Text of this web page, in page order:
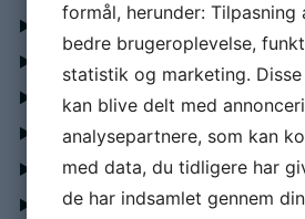
Fleksibel
Økonomi &
formål, herunder: Tilpasning
bedre brugeroplevelse,
statistik og marketing.
kan blive delt med
analysepartnere, som kan
med data, du tidligere har
de har indsamlet gennem